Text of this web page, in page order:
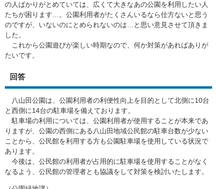
の人ばかりがとめていては、広くて大きなあの公園を利用したい人
たちが困ります…。公園利用者がたくさんいるなら仕方ないと思う
のですが、いないのにとめられないのは…と思い意見させて頂きま
した。
これから公園遊びが楽しい時期なので、何か対策があればありが
たいです。
回答
八山田公園は、公園利用者の利便性向上を目的として北側に10台
と西側に14台の駐車場を備えております。
駐車場の利用については、公園利用者が使用することが本来であ
りますが、公園の西側にある八山田地域公民館の駐車台数が少ない
ことから、公民館を利用する方も公園駐車場を使用している状況で
あります。
今後は、公民館の利用者が占用的に駐車場を使用することがなく
なるよう、公民館の管理者とも協議をして対策を検討いたします。